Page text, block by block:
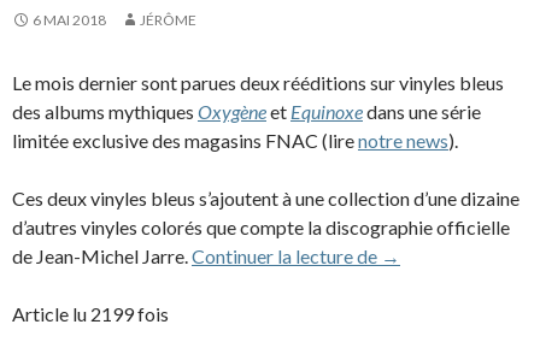
6 MAI 2018 JÉRÔME
Le mois dernier sont parues deux rééditions sur vinyles bleus
des albums mythiques Oxygèneet Equinoxedans une série
limitée exclusive des magasins FNAC (lirenotre news).
Ces deux vinyles bleus s’ajoutent à une collection d’une dizaine
d’autres vinyles colorés que compte la discographie officielle
de Jean-Michel Jarre.Continuer la lecture de Les vinyles
→
Article lu 2199 fois